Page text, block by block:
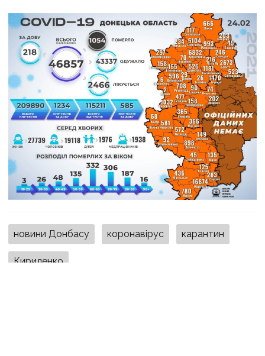
новини Донбасу коронавірус карантин
Кириленко